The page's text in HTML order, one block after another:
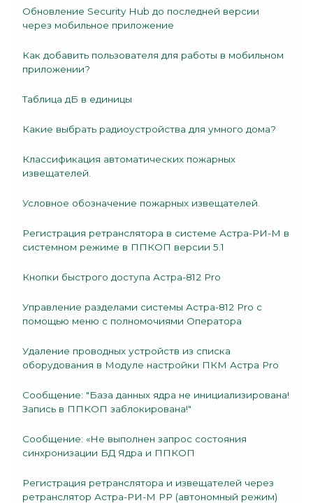
Обновление Security Hub до последней версии
через мобильное приложение
Как добавить пользователя для работы в мобильном
приложении?
Таблица дБ в единицы
Какие выбрать радиоустройства для умного дома?
Классификация автоматических пожарных
извещателей.
Условное обозначение пожарных извещателей.
Регистрация ретранслятора в системе Астра-РИ-М в
системном режиме в ППКОП версии 5.1
Кнопки быстрого доступа Астра-812 Pro
Управление разделами системы Астра-812 Pro с
помощью меню с полномочиями Оператора
Удаление проводных устройств из списка
оборудования в Модуле настройки ПКМ Астра Pro
Сообщение: "База данных ядра не инициализирована!
Запись в ППКОП заблокирована!"
Сообщение: «Не выполнен запрос состояния
синхронизации БД Ядра и ППКОП
Регистрация ретранслятора и извещателей через
ретранслятор Астра-РИ-М РР (автономный режим)